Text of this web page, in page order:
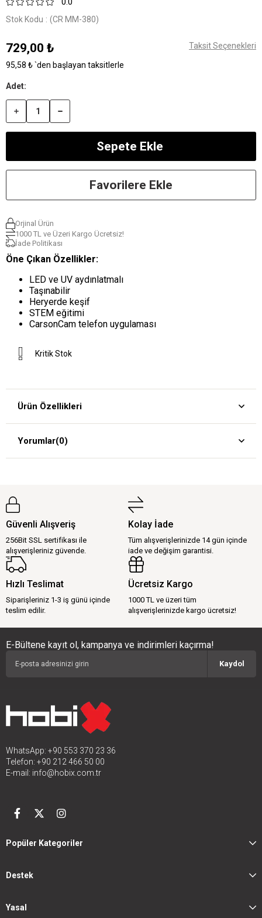
Stok Kodu (CR MM-380)
729,00 ₺ Taksit Seçenekleri
95,58 ₺`den başlayan taksitlerle
Favorilere Ekle
Orjinal Ürün
1000 TL ve Üzeri Kargo Ücretsiz!
İade Politikası
Öne Çıkan Özellikler:
LED ve UV aydınlatmalı
Taşınabilir
Heryerde keşif
STEM eğitimi
CarsonCam telefon uygulaması
Kritik Stok
Ürün Özellikleri
Yorumlar(0)
Güvenli Alışveriş
256Bit SSL sertifikası ile
alışverişleriniz güvende.
Kolay İade
Tüm alışverişlerinizde 14 gün içinde
iade ve değişim garantisi.
Hızlı Teslimat
Siparişleriniz 1-3 iş günü içinde
teslim edilir.
Ücretsiz Kargo
1000 TL ve üzeri tüm
alışverişlerinizde kargo ücretsiz!
E-Bültene kayıt ol, kampanya ve indirimleri kaçırma!
Kaydol
WhatsApp: +90 553 370 23 36
Telefon: +90 212 466 50 00
E-mail: info@hobix.com.tr
Popüler Kategoriler
Destek
Yasal